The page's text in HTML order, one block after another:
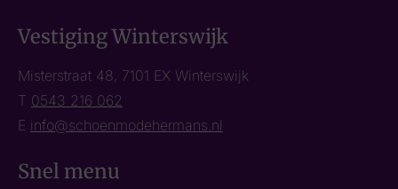
Vestiging Winterswijk
Misterstraat 48, 7101 EX Winterswijk
T 0543 216 062
E info@schoenmodehermans.nl
Snel menu